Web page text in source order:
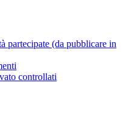
partecipate (da pubblicare in
controllati